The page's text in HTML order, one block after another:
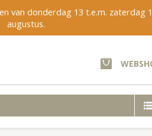
van donderdag 13 t.e.m. zaterdag
augustus.